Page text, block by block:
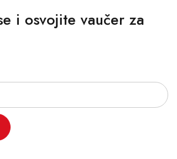
i osvojite vaučer za